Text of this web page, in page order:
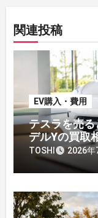
関連投稿
EV購入・費用
テスラを売
デルYの買取
【2026年】
TOSHI 2026年